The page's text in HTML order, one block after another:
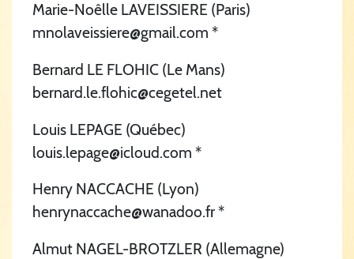
Marie-Noêlle LAVEISSIERE (Paris)
mnolaveissiere@gmail.com *
Bernard LE FLOHIC (Le Mans)
bernard.le.flohic@cegetel.net
Louis LEPAGE (Québec)
louis.lepage@icloud.com *
Henry NACCACHE (Lyon)
henrynaccache@wanadoo.fr *
Almut NAGEL-BROTZLER (Allemagne)